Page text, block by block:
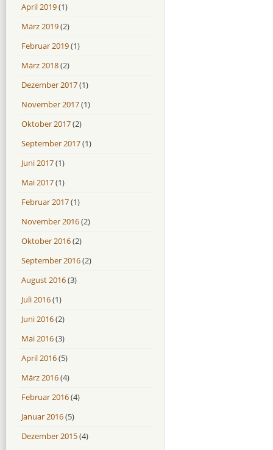
April 2019(1)
März 2019(2)
Februar 2019(1)
März 2018(2)
Dezember 2017(1)
November 2017(1)
Oktober 2017(2)
September 2017(1)
Juni 2017(1)
Mai 2017(1)
Februar 2017(1)
November 2016(2)
Oktober 2016(2)
September 2016(2)
August 2016(3)
Juli 2016(1)
Juni 2016(2)
Mai 2016(3)
April 2016(5)
März 2016(4)
Februar 2016(4)
Januar 2016(5)
Dezember 2015(4)